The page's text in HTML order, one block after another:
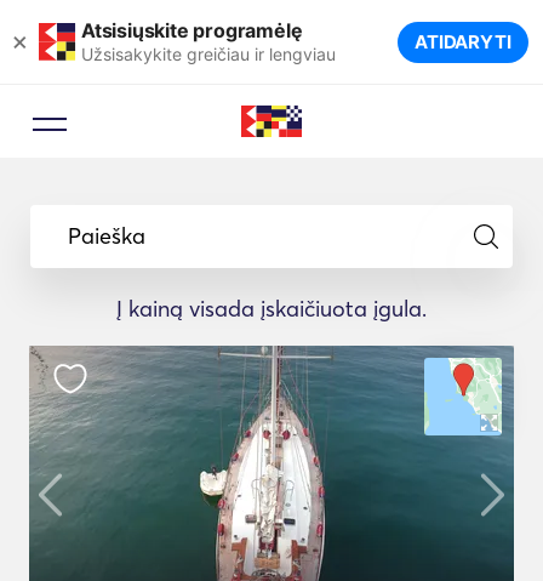
× Atsisiųskite programėlę
Užsisakykite greičiau ir lengviau ATIDARYTI
Paieška
Į kainą visada įskaičiuota įgula.